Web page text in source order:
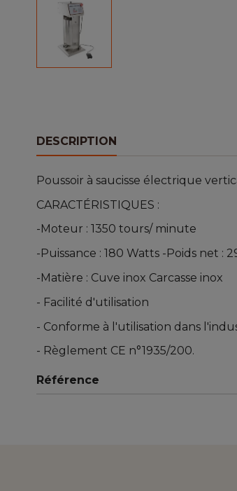
DESCRIPTION
Poussoir à saucisse électrique
CARACTÉRISTIQUES :
-Moteur : 1350 tours/ minute
-Puissance : 180 Watts -Poids net :
-Matière : Cuve inox Carcasse inox
- Facilité d'utilisation
- Conforme à l'utilisation dans
- Règlement CE n°1935/200.
Référence